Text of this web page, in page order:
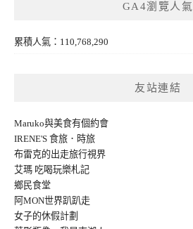
GA4瀏覽人氣
累積人氣：110,768,290
友站連結
Maruko與美食有個約會
IRENE'S 食旅．時旅
布雷克的出走旅行視界
艾瑪 吃喝玩樂札記
鄉民食堂
阿MON世界趴趴走
女子的休假計劃